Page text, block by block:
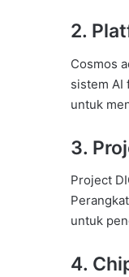
2.
Cosmos
sistem AI
untuk
3.
Project
untuk
4.